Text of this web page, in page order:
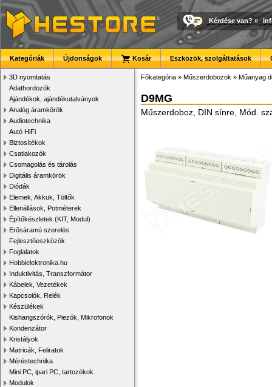
Kérdése van? »
Kategóriák Újdonságok Kosár Eszközök, szolgáltatások
3D nyomtatás
Adathordozók
Ajándékok, ajándékutalványok
Analóg áramkörök
Audiotechnika
Autó HiFi
Biztosítékok
Csatlakozók
Csomagolás és tárolás
Digitális áramkörök
Diódák
Elemek, Akkuk, Töltők
Ellenállások, Potméterek
Építőkészletek (KIT, Modul)
Erősáramú szerelés
Fejlesztőeszközök
Foglalatok
Hobbielektronika.hu
Induktivitás, Transzformátor
Kábelek, Vezetékek
Kapcsolók, Relék
Készülékek
Kishangszórók, Piezók, Mikrofonok
Kondenzátor
Kristályok
Matricák, Feliratok
Méréstechnika
Mini PC, ipari PC, tartozékok
Modulok
Főkategória » Műszerdobozok » Műanyag
D9MG
Műszerdoboz, DIN sínre, Mód.